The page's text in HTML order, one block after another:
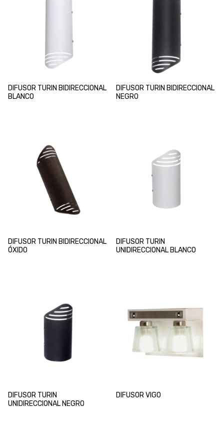
DIFUSOR TURIN BIDIRECCIONAL
BLANCO
DIFUSOR TURIN BIDIRECCIONAL
NEGRO
DIFUSOR TURIN BIDIRECCIONAL
ÓXIDO
DIFUSOR TURIN
UNIDIRECCIONAL BLANCO
DIFUSOR TURIN
UNIDIRECCIONAL NEGRO
DIFUSOR VIGO